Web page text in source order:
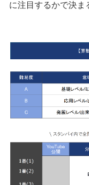
に注目するかで決ま